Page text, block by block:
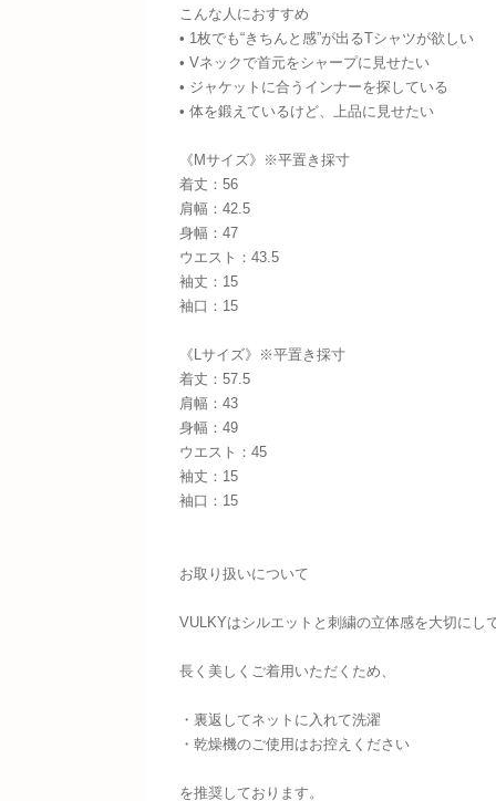
こんな人におすすめ
• 1枚でも“きちんと感”が出るTシャツが欲しい
• Vネックで首元をシャープに見せたい
• ジャケットに合うインナーを探している
• 体を鍛えているけど、上品に見せたい
《Mサイズ》※平置き採寸
着丈：56
肩幅：42.5
身幅：47
ウエスト：43.5
袖丈：15
袖口：15
《Lサイズ》※平置き採寸
着丈：57.5
肩幅：43
身幅：49
ウエスト：45
袖丈：15
袖口：15
お取り扱いについて
VULKYはシルエットと刺繍の立体感を大切にし
長く美しくご着用いただくため、
・裏返してネットに入れて洗濯
・乾燥機のご使用はお控えください
を推奨しております。